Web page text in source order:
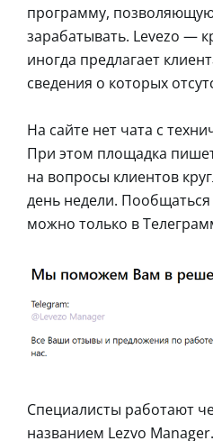
программу,
зарабатывать. Levezo —
иногда предлагает
сведения о которых
На сайте нет чата с
При этом площадка
на вопросы клиентов
день недели.
можно только в
Специалисты работают
названием Lezvo